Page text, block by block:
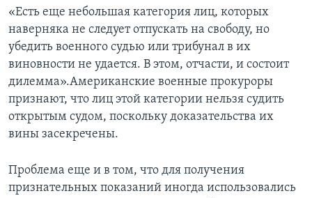
«Есть еще небольшая категория лиц, которых
наверняка не следует отпускать на свободу, но
убедить военного судью или трибунал в их
виновности не удается. В этом, отчасти, и состоит
дилемма».Американские военные прокуроры
признают, что лиц этой категории нельзя судить
открытым судом, поскольку доказательства их
вины засекречены.
Проблема еще и в том, что для получения
признательных показаний иногда использовались